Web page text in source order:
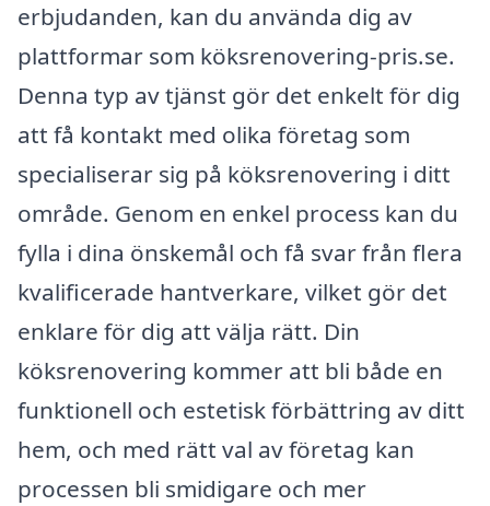
erbjudanden, kan du använda dig av
plattformar som köksrenovering-pris.se.
Denna typ av tjänst gör det enkelt för dig
att få kontakt med olika företag som
specialiserar sig på köksrenovering i ditt
område. Genom en enkel process kan du
fylla i dina önskemål och få svar från flera
kvalificerade hantverkare, vilket gör det
enklare för dig att välja rätt. Din
köksrenovering kommer att bli både en
funktionell och estetisk förbättring av ditt
hem, och med rätt val av företag kan
processen bli smidigare och mer